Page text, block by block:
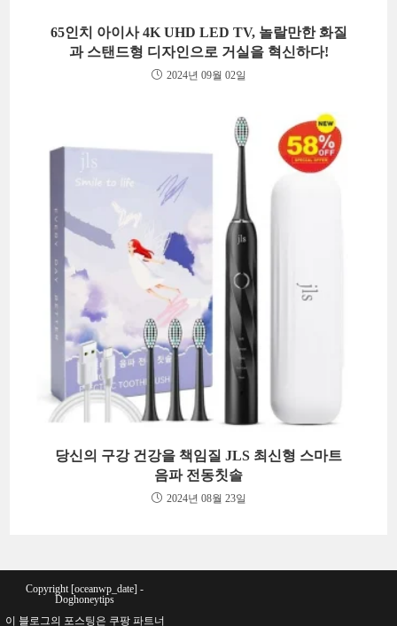
65인치 아이사 4K UHD LED TV, 놀랄만한 화질
과 스탠드형 디자인으로 거실을 혁신하다!
2024년 09월 02일
당신의 구강 건강을 책임질 JLS 최신형 스마트
음파 전동칫솔
2024년 08월 23일
Copyright [oceanwp_date] -
Doghoneytips
이 블로그의 포스팅은 쿠팡 파트너